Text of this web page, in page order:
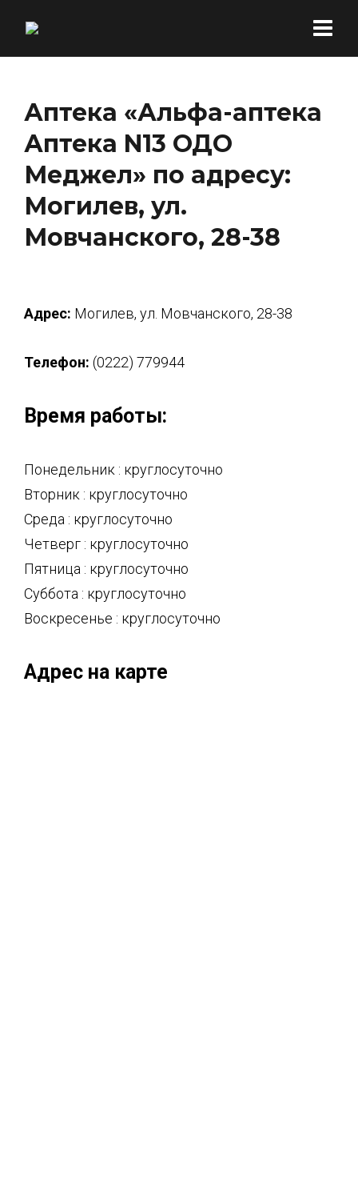
Аптека «Альфа-аптека
Аптека N13 ОДО
Меджел» по адресу:
Могилев, ул.
Мовчанского, 28-38
Адрес: Могилев, ул. Мовчанского, 28-38
Телефон: (0222) 779944
Время работы:
Понедельник : круглосуточно
Вторник : круглосуточно
Среда : круглосуточно
Четверг : круглосуточно
Пятница : круглосуточно
Суббота : круглосуточно
Воскресенье : круглосуточно
Адрес на карте